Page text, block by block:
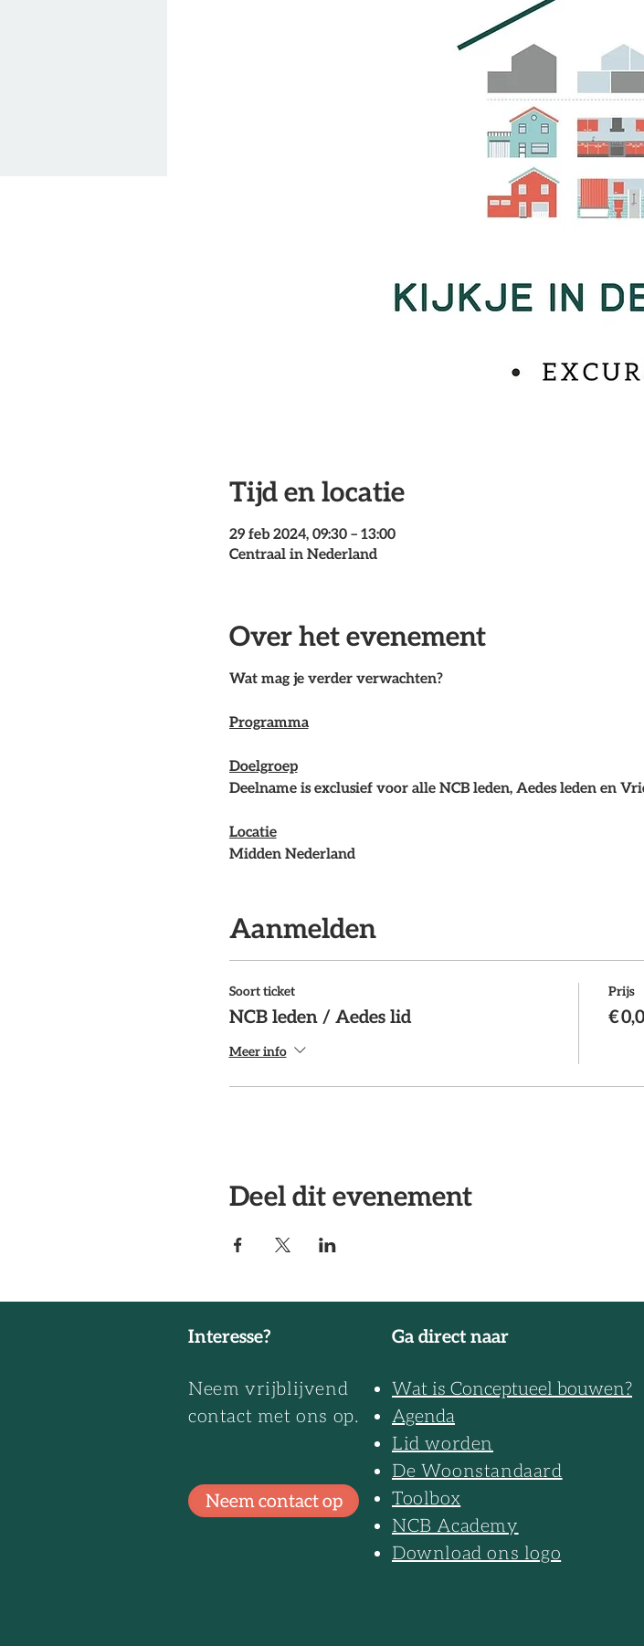
Tijd en locatie
29 feb 2024, 09:30 – 13:00
Centraal in Nederland
Over het evenement
Wat mag je verder verwachten?
Programma
Doelgroep
Deelname is exclusief voor alle NCB leden, Aedes leden en
Locatie
Midden Nederland
Annuleren/No show
Moet je helaas toch annuleren voor een event van NCB?Laat
en locatie kosten. Bij afmelding minder dan 72 uur voor het
Aanmelden
Soort ticket
NCB leden / Aedes lid
Meer info
Prijs
€
Deel dit evenement
Interesse?
Neem vrijblijvend
contact met ons op.
Neem contact op
Ga direct naar
Wat is Conceptueel bouwen?
Agenda
Lid worden
De Woonstandaard
Toolbox
NCB Academy
Download ons logo